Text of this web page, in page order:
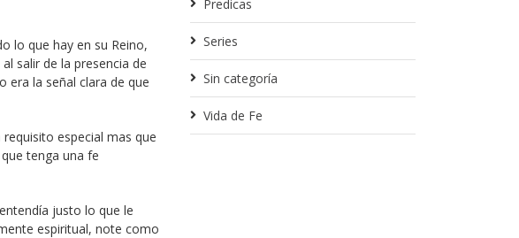
lo que hay en su Reino,
salir de la presencia de
era la señal clara de que
especial mas que
tenga una fe
justo lo que le
espiritual, note como
Predicas
Series
Sin categoría
Vida de Fe